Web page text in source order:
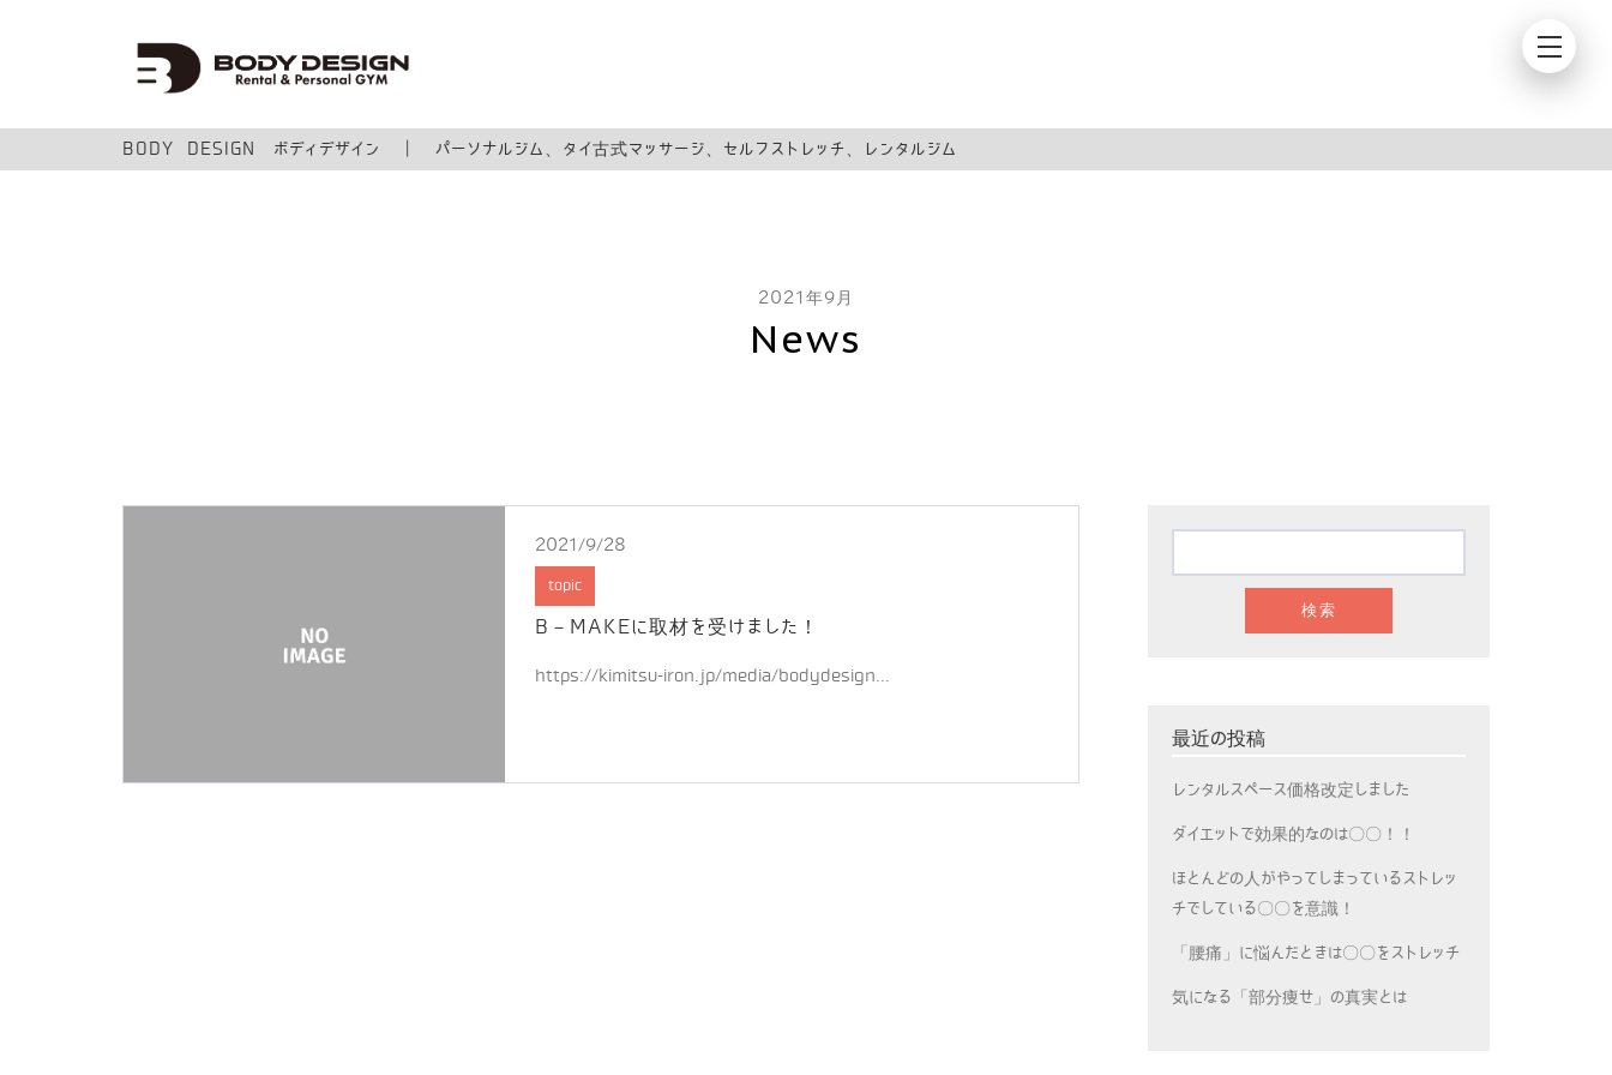
BODY DESIGN ボディデザイン パーソナルジム、タイ古式マッサージ、セルフストレッチ、レンタルジム
2021年9月
News
2021/9/28
topic
B－MAKEに取材を受けました！
https://kimitsu-iron.jp/media/bodydesign...
最近の投稿
レンタルスペース価格改定しました
ダイエットで効果的なのは〇〇！！
ほとんどの人がやってしまっているストレッ
チでしている〇〇を意識！
「腰痛」に悩んだときは〇〇をストレッチ
気になる「部分痩せ」の真実とは